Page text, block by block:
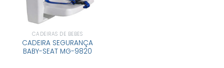
CADEIRAS DE BEBÉS
CADEIRA SEGURANÇA
BABY-SEAT MG-9820